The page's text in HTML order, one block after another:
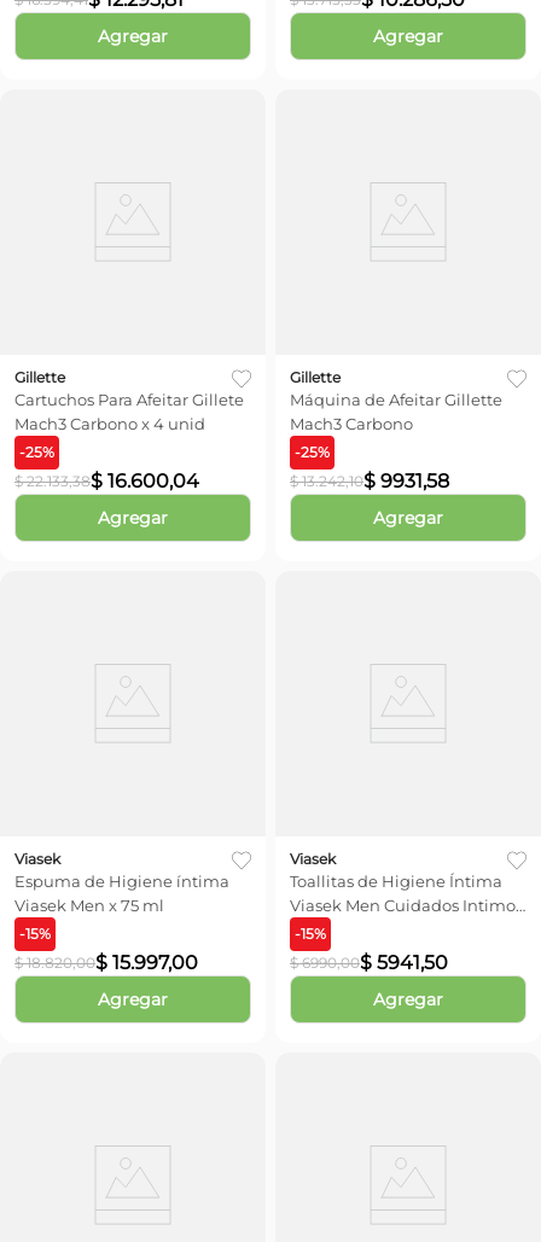
Agregar Agregar
Gillette
Cartuchos Para Afeitar Gillete
Mach3 Carbono x 4 unid
-25%
$ 22.133,38$ 16.600,04
Agregar
Gillette
Máquina de Afeitar Gillette
Mach3 Carbono
-25%
$ 13.242,10$ 9931,58
Agregar
Viasek
Espuma de Higiene íntima
Viasek Men x 75 ml
-15%
$ 18.820,00$ 15.997,00
Agregar
Viasek
Toallitas de Higiene Íntima
Viasek Men Cuidados Intimos
x 16 toallitas
-15%
$ 6990,00$ 5941,50
Agregar